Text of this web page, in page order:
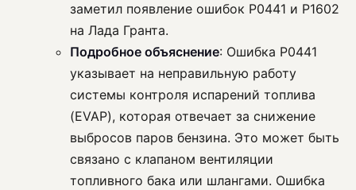
заметил появление ошибок P0441 и P1602
на Лада Гранта.
Подробное объяснение: Ошибка P0441
указывает на неправильную работу
системы контроля испарений топлива
(EVAP), которая отвечает за снижение
выбросов паров бензина. Это может быть
связано с клапаном вентиляции
топливного бака или шлангами. Ошибка